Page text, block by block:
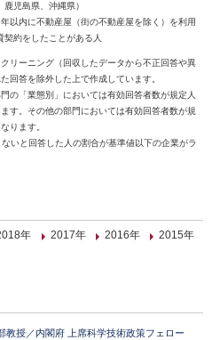
鹿児島県、沖縄県）
以内に不動産屋（街の不動産屋を除く）を利用
契約をしたことがある人
リーニング（回収したデータから不正回答や異
回答を除外した上で作成しています。
の「業態別」においては有効回答者数が規定人
す。その他の部門においては有効回答者数が規
ります。
いと回答した人の割合が基準値以下の企業がラ
年 2017年 2016年
2015年
教授／内閣府 上席科学技術政策フェロー